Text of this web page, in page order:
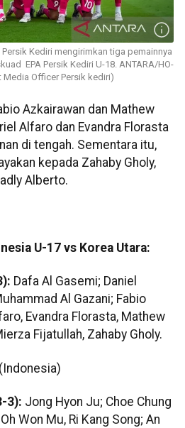
Kediri mengirimkan tiga pemainnya
EPA Persik Kediri U-18. ANTARA/HO-
Media Officer Persik kediri)
Azkairawan dan Mathew
Alfaro dan Evandra Florasta
di tengah. Sementara itu,
kepada Zahaby Gholy,
Alberto.
U-17 vs Korea Utara:
Dafa Al Gasemi; Daniel
Al Gazani; Fabio
Evandra Florasta, Mathew
Fijatullah, Zahaby Gholy.
3): Jong Hyon Ju; Choe Chung
Won Mu, Ri Kang Song; An